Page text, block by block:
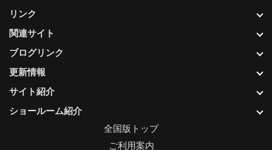
更新情報
サイト紹介
ショールーム紹介
リンク
関連サイト
ブログリンク
全国版トップ
ご利用案内